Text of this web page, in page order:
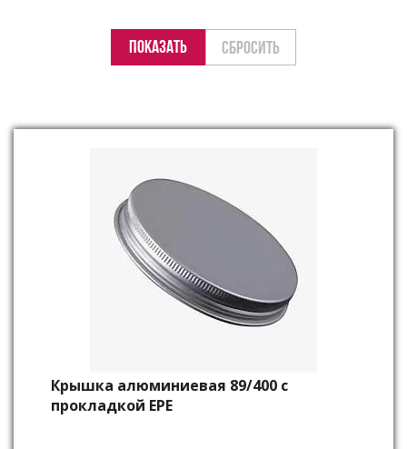
Крышка алюминиевая 89/400 с
прокладкой ЕРЕ